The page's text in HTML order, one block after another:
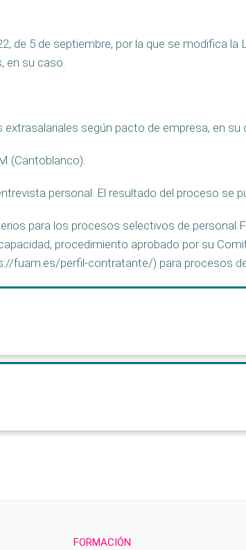
de 5 de septiembre, por la que se modifica la
en su caso.
según pacto de empresa, en su
(Cantoblanco).
personal. El resultado del proceso se
para los procesos selectivos de personal
procedimiento aprobado por su
fuam.es/perfil-contratante/) para procesos
FORMACIÓN